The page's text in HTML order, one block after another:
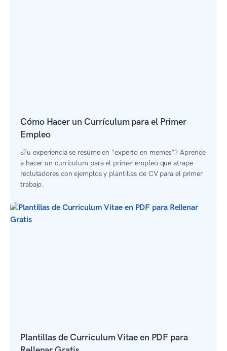
Cómo Hacer un Currículum para el Primer
Empleo
¿Tu experiencia se resume en "experto en memes"? Aprende
a hacer un currículum para el primer empleo que atrape
reclutadores con ejemplos y plantillas de CV para el primer
trabajo.
Plantillas de Curriculum Vitae en PDF para